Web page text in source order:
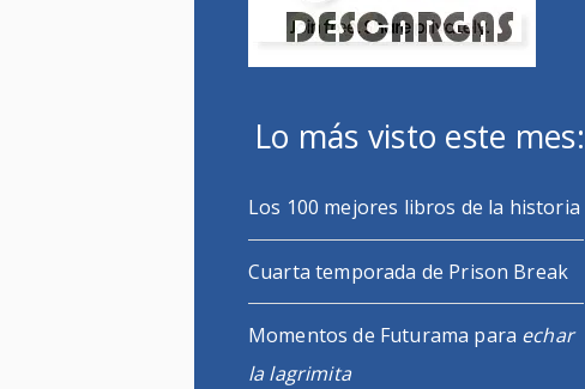
Lo más visto este mes:
Los 100 mejores libros de la historia
Cuarta temporada de Prison Break
Momentos de Futurama para echar
la lagrimita